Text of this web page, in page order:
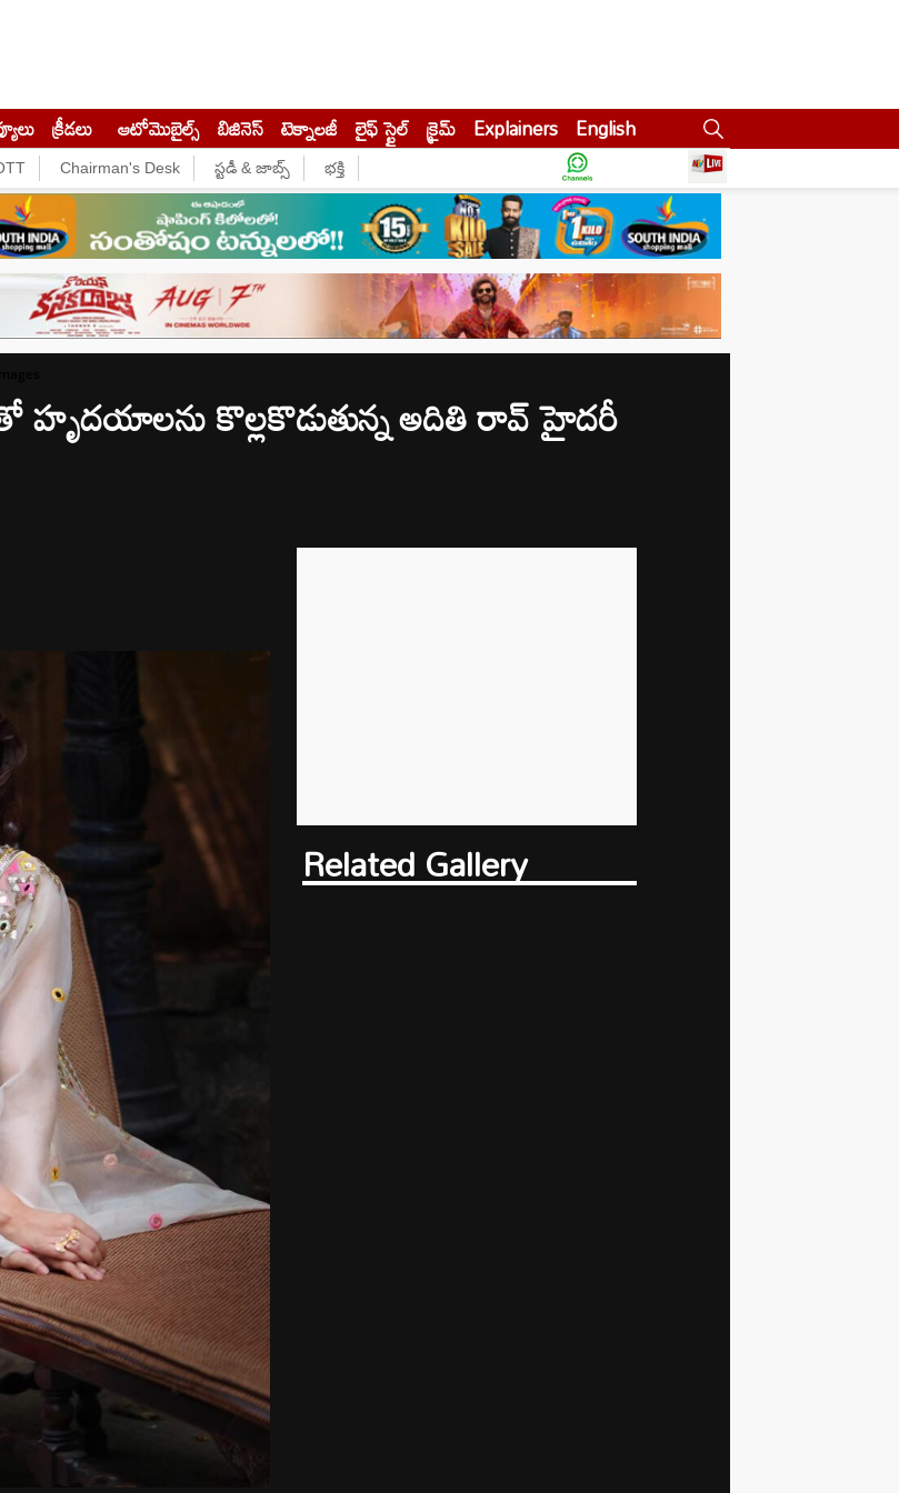
క్రీడలు ఆటోమొబైల్స్ బిజినెస్‌ టెక్నాలజీ లైఫ్ స్టైల్ క్రైమ్ Explainers English
Chairman's Desk స్టడీ & జాబ్స్ భక్తి
తో హృదయాలను కొల్లకొడుతున్న అదితి రావ్ హైదరీ
Related Gallery